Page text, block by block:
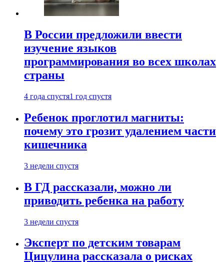
В России предложили ввести
изучение языков
программирования во всех школах
страны
4 года спустя1 год спустя
Ребенок проглотил магниты:
почему это грозит удалением части
кишечника
3 недели спустя
В ГД рассказали, можно ли
приводить ребенка на работу
3 недели спустя
Эксперт по детским товарам
Цицулина рассказала о рисках